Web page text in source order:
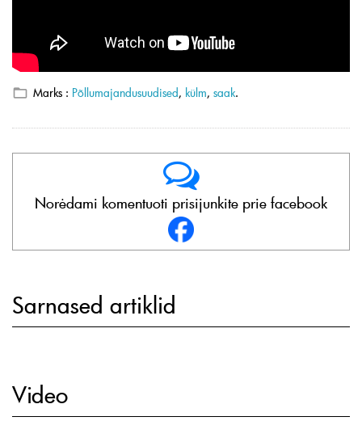
Marks : Põllumajandusuudised, külm, saak.
Norėdami komentuoti prisijunkite prie facebook
Sarnased artiklid
Video